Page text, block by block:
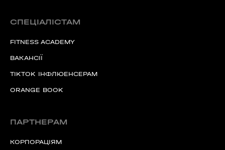
СПЕЦІАЛІСТАМ
FITNESS ACADEMY
ВАКАНСІЇ
TIKTOK ІНФЛЮЕНСЕРАМ
ORANGE BOOK
ПАРТНЕРАМ
КОРПОРАЦІЯМ